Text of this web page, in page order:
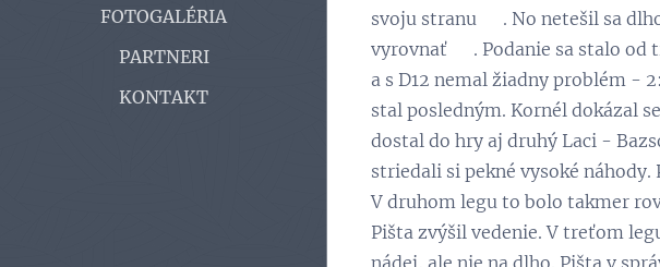
FOTOGALÉRIA
PARTNERI
KONTAKT
svoju stranu 💪. No netešil sa
vyrovnať 😉. Podanie sa stalo od
a s D12 nemal žiadny problém -
stal posledným. Kornél dokázal
dostal do hry aj druhý Laci -
striedali si pekné vysoké
V druhom legu to bolo takmer
Pišta zvýšil vedenie. V treťom
nádej, ale nie na dlho. Pišta v